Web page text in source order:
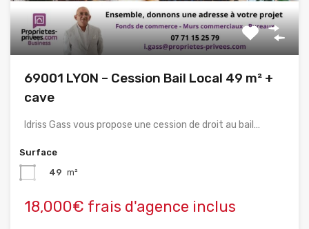
69001 LYON – Cession Bail Local 49 m² +
cave
Idriss Gass vous propose une cession de droit au bail…
Surface
49 m²
18,000€ frais d'agence inclus